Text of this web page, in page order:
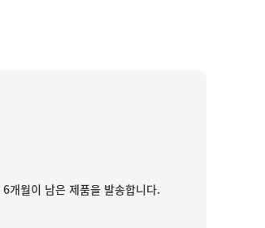
개월이 남은 제품을 발송합니다.